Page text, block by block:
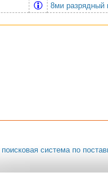
8ми разрядный